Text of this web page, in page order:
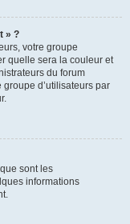
» ?
votre groupe
quelle sera la couleur et
du forum
d’utilisateurs par
sont les
informations